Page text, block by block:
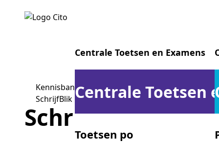
Centrale Toetsen en Examens
Centrale Toetsen
Toetsen po
Kennisbank Stichting Cito
SchrijfBlik
SchrijfBlik